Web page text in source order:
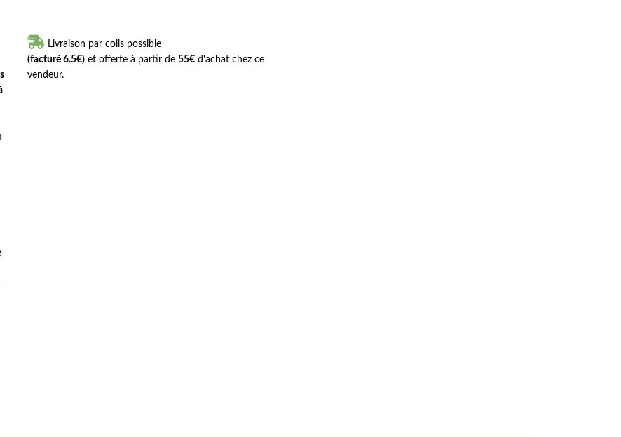
 Livraison par colis possible
(facturé 6.5€) et offerte à partir de 55€ d'achat chez ce
vendeur.